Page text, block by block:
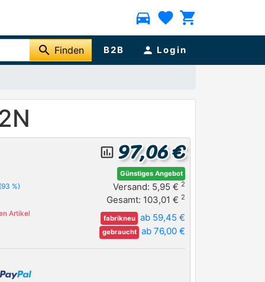
directions_car favorite shopping_cart
search Finden B2B person Login
(93 %)
Artikel
insert_chart_outlined 97,06 €
Günstiges Angebot
Versand: 5,95 € 2
Gesamt: 103,01 € 2
fabrikneu ab 59,45 €
gebraucht ab 76,00 €